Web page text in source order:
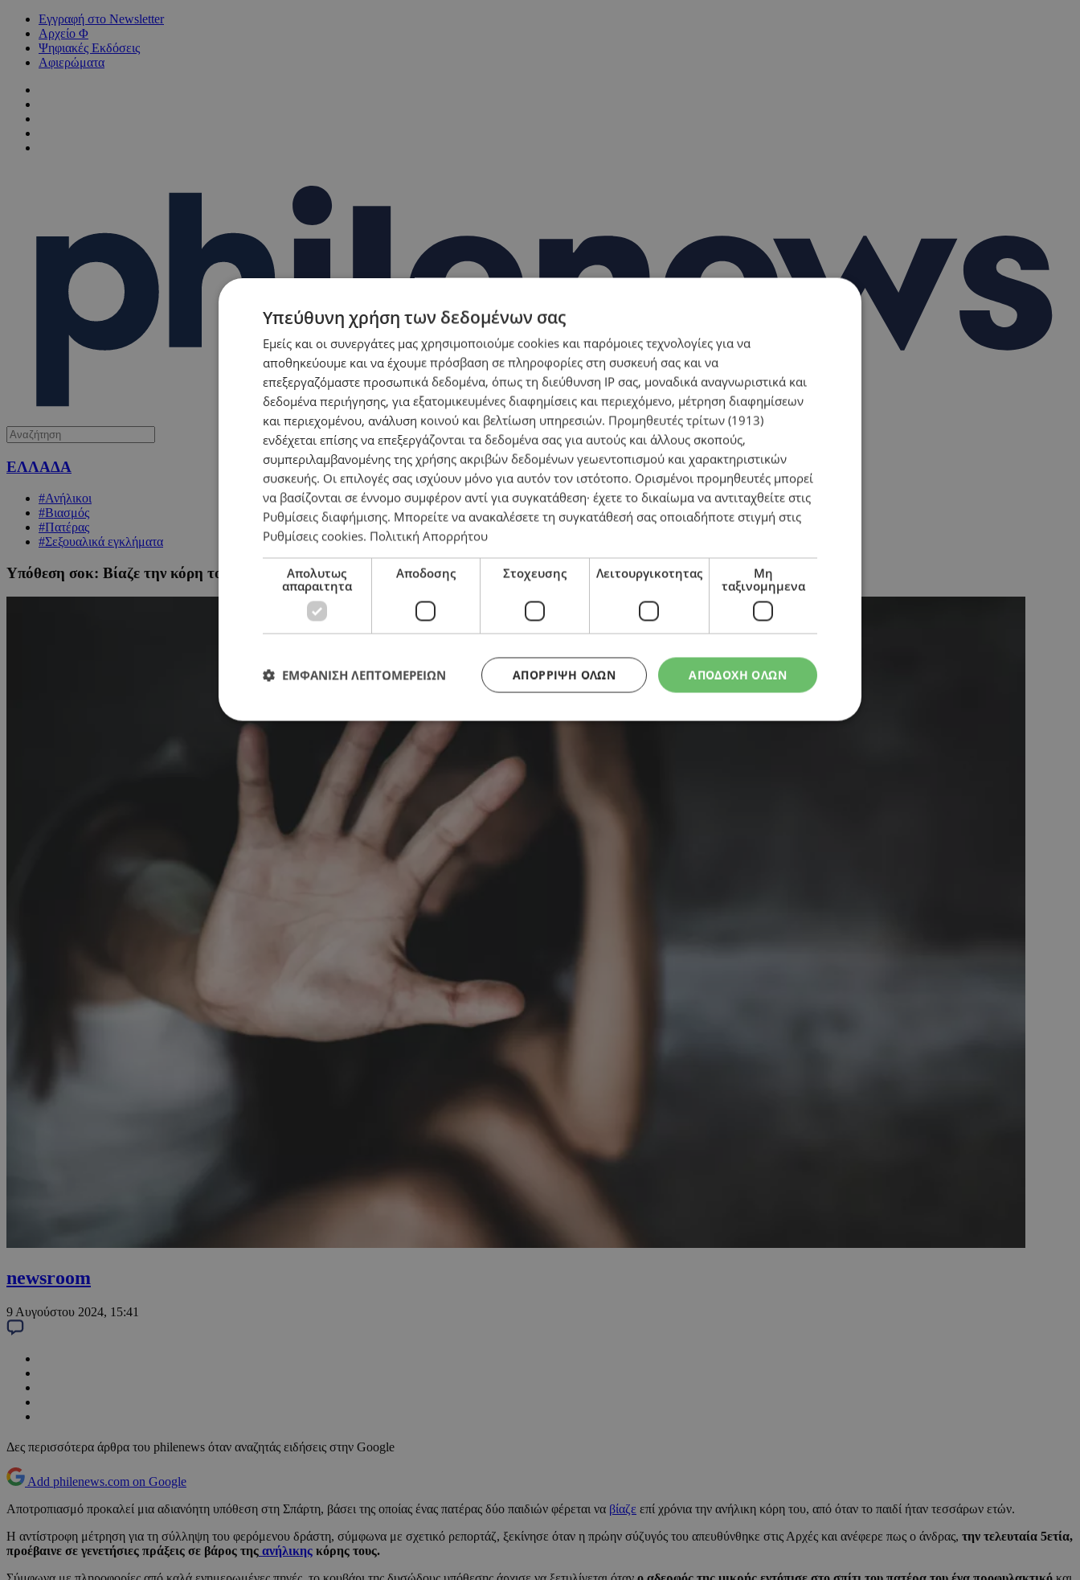
Εγγραφή στο Newsletter
Αρχείο Φ
Ψηφιακές Εκδόσεις
Αφιερώματα
ΕΛΛΑΔΑ
#Ανήλικοι
#Βιασμός
#Πατέρας
#Σεξουαλικά εγκλήματα
Υπόθεση σοκ: Βίαζε την κόρη του από τεσσάρων ετών – Την απειλούσε με υλικό στο κινητό του
newsroom
9 Αυγούστου 2024, 15:41
Δες περισσότερα άρθρα του philenews όταν αναζητάς ειδήσεις στην Google
Add philenews.com on Google
Αποτροπιασμό προκαλεί μια αδιανόητη υπόθεση στη Σπάρτη, βάσει της οποίας ένας πατέρας δύο παιδιών φέρεται να βίαζε επί χρόνια την ανήλικη κόρη του, από όταν το παιδί ήταν τεσσάρων ετών.
Η αντίστροφη μέτρηση για τη σύλληψη του φερόμενου δράστη, σύμφωνα με σχετικό ρεπορτάζ, ξεκίνησε όταν η πρώην σύζυγός του απευθύνθηκε στις Αρχές και ανέφερε πως ο άνδρας, την τελευταία 5ετία,
προέβαινε σε γενετήσιες πράξεις σε βάρος της ανήλικης κόρης τους.
Υπεύθυνη χρήση των δεδομένων σας
Εμείς και οι συνεργάτες μας χρησιμοποιούμε cookies και παρόμοιες τεχνολογίες για να
αποθηκεύουμε και να έχουμε πρόσβαση σε πληροφορίες στη συσκευή σας και να
επεξεργαζόμαστε προσωπικά δεδομένα, όπως τη διεύθυνση IP σας, μοναδικά αναγνωριστικά και
δεδομένα περιήγησης, για εξατομικευμένες διαφημίσεις και περιεχόμενο, μέτρηση διαφημίσεων
και περιεχομένου, ανάλυση κοινού και βελτίωση υπηρεσιών. Προμηθευτές τρίτων (1913)
ενδέχεται επίσης να επεξεργάζονται τα δεδομένα σας για αυτούς και άλλους σκοπούς,
συμπεριλαμβανομένης της χρήσης ακριβών δεδομένων γεωεντοπισμού και χαρακτηριστικών
συσκευής. Οι επιλογές σας ισχύουν μόνο για αυτόν τον ιστότοπο. Ορισμένοι προμηθευτές μπορεί
να βασίζονται σε έννομο συμφέρον αντί για συγκατάθεση· έχετε το δικαίωμα να αντιταχθείτε στις
Ρυθμίσεις διαφήμισης. Μπορείτε να ανακαλέσετε τη συγκατάθεσή σας οποιαδήποτε στιγμή στις
Ρυθμίσεις cookies. Πολιτική Απορρήτου
Απολυτως
απαραιτητα
Αποδοσης Στοχευσης Λειτουργικοτητας
Μη
ταξινομημενα
ΑΠΟΔΟΧΗ ΟΛΩΝ
ΑΠΌΡΡΙΨΗ ΌΛΩΝ
ΕΜΦΑΝΙΣΗ ΛΕΠΤΟΜΕΡΕΙΩΝ